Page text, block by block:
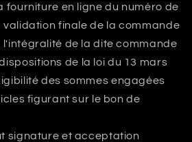
fourniture en ligne du numéro de
finale de la commande
de la dite commande
de la loi du 13 mars
des sommes engagées
figurant sur le bon de
signature et acceptation